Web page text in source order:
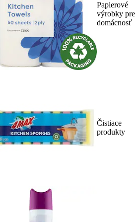
Papierové
výrobky pre
domácnosť
Čistiace
produkty